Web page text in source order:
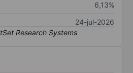
6,13%
24-jul-2026